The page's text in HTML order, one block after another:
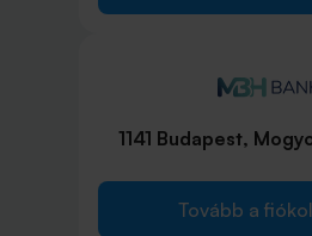
1141 Budapest,
Tovább a